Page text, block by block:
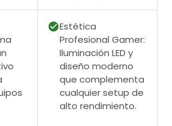
Estética
Profesional Gamer:
Iluminación LED y
diseño moderno
que complementa
cualquier setup de
alto rendimiento.